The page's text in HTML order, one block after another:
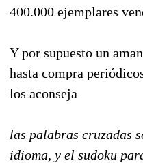
400.000 ejemplares
Y por supuesto un
hasta compra
los aconseja
las palabras cruzadas
idioma, y el sudoku